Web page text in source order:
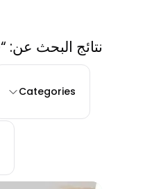
نتائج البحث عن: “style”
Categories